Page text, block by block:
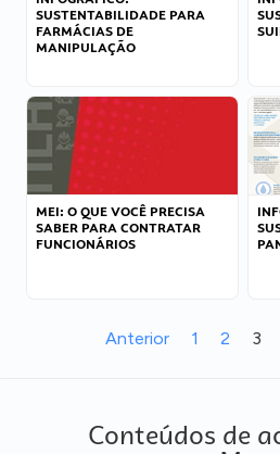
SUSTENTABILIDADE PARA
FARMÁCIAS DE
MANIPULAÇÃO
MEI: O QUE VOCÊ PRECISA
SABER PARA CONTRATAR
FUNCIONÁRIOS
Anterior 1 2 3
Conteúdos de